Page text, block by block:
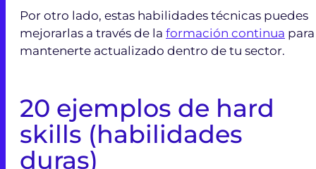
Por otro lado, estas habilidades técnicas puedes
mejorarlas a través de la formación continua para
mantenerte actualizado dentro de tu sector.
20 ejemplos de hard
skills (habilidades
duras)